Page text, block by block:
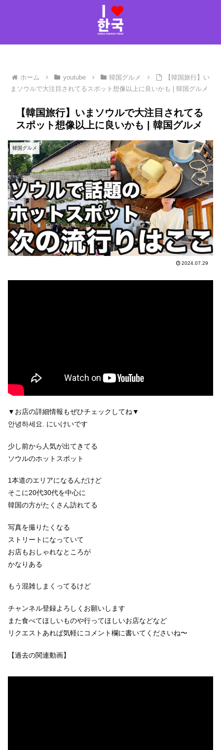
ホーム youtube 韓国グルメ
【韓国旅行】い
まソウルで大注目されてるスポット想像以上に良いかも | 韓国グルメ
【韓国旅行】いまソウルで大注目されてる
スポット想像以上に良いかも | 韓国グルメ
韓国グルメ
2024.07.29
▼お店の詳細情報もぜひチェックしてね▼
안녕하세요. にいけいです
少し前から人気が出てきてる
ソウルのホットスポット
1本道のエリアになるんだけど
そこに20代30代を中心に
韓国の方がたくさん訪れてる
写真を撮りたくなる
ストリートになっていて
お店もおしゃれなところが
かなりある
もう混雑しまくってるけど
チャンネル登録よろしくお願いします
また食べてほしいものや行ってほしいお店などなど
リクエストあれば気軽にコメント欄に書いてくださいね〜
【過去の関連動画】